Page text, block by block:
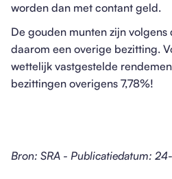
worden dan met contant geld.
De gouden munten zijn
daarom een overige bezitting.
wettelijk vastgestelde
bezittingen overigens 7,78%!
Bron: SRA - Publicatiedatum: